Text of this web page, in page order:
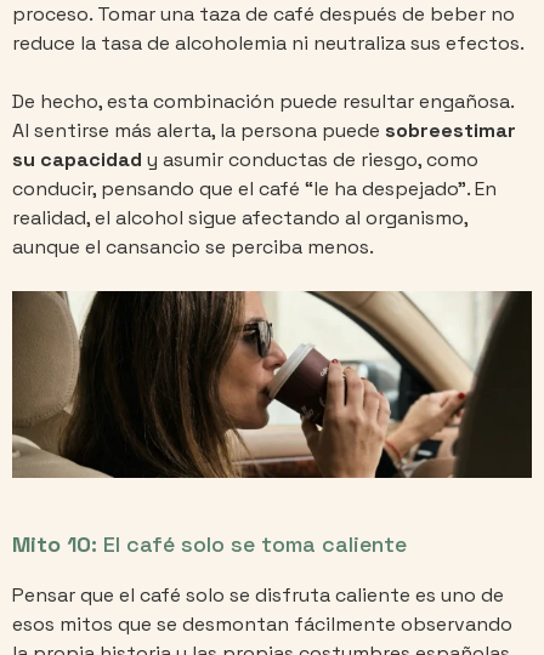
proceso. Tomar una taza de café después de beber no
reduce la tasa de alcoholemia ni neutraliza sus efectos.
De hecho, esta combinación puede resultar engañosa.
Al sentirse más alerta, la persona puede sobreestimar
su capacidad y asumir conductas de riesgo, como
conducir, pensando que el café “le ha despejado”. En
realidad, el alcohol sigue afectando al organismo,
aunque el cansancio se perciba menos.
Mito 10: El café solo se toma caliente
Pensar que el café solo se disfruta caliente es uno de
esos mitos que se desmontan fácilmente observando